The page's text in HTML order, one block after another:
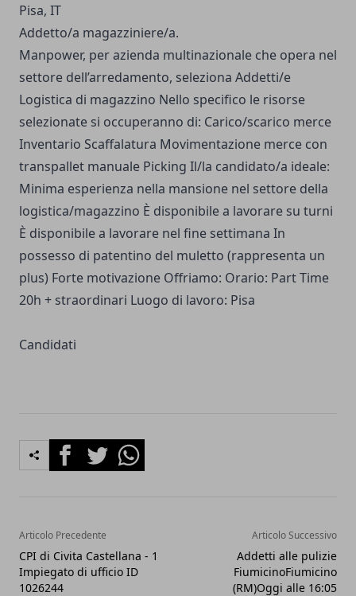
Pisa, IT
Addetto/a magazziniere/a.
Manpower, per azienda multinazionale che opera nel
settore dell’arredamento, seleziona Addetti/e
Logistica di magazzino Nello specifico le risorse
selezionate si occuperanno di: Carico/scarico merce
Inventario Scaffalatura Movimentazione merce con
transpallet manuale Picking Il/la candidato/a ideale:
Minima esperienza nella mansione nel settore della
logistica/magazzino È disponibile a lavorare su turni
È disponibile a lavorare nel fine settimana In
possesso di patentino del muletto (rappresenta un
plus) Forte motivazione Offriamo: Orario: Part Time
20h + straordinari Luogo di lavoro: Pisa
Candidati
FacebookTwitterWhatsapp
Articolo Precedente
CPI di Civita Castellana - 1
Impiegato di ufficio ID
1026244
Articolo Successivo
Addetti alle pulizie
FiumicinoFiumicino
(RM)Oggi alle 16:05